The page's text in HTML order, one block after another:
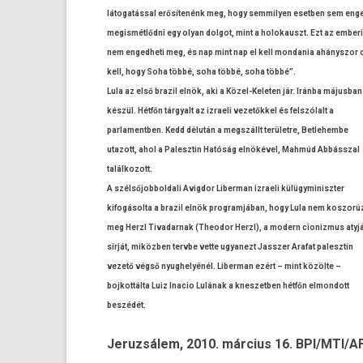
látogatással erősítenénk meg, hogy sem­mily­en esetb­en sem
megis­métlőd­ni egy olyan dol­got, mint a holokauszt. Ezt az
nem en­ged­heti meg, és nap mint nap el kell mon­dania ahánys­zor
kell, hogy Soha többé, soha többé, soha többé”.
Lula az első brazil elnök, aki a Közel-Keleten jár. Iránba május­ban
készül. Hétfőn tár­gyalt az iz­raeli vezetőkkel és felszólalt a
par­lamentb­en. Kedd délután a megszállt területre, Bet­lehem­be
utazott, ahol a Palesztin Hatóság elnökével, Mahmúd Abbásszal
talál­kozott.
A szél­sőjob­boldali Avig­dor Li­ber­man iz­raeli külügyminiszt­er
kifogásolta a brazil elnök pro­gram­jában, hogy Lula nem
meg Herzl Tivadar­nak (Theodor Herzl), a modern cioniz­mus
sírját, miközben tervbe vette ugyanezt Jassz­er Arafat palesztin
vezető végső nyug­helyénél. Li­ber­man ezért – mint közölte –
boj­kottál­ta Luiz In­acio Lulának a knes­zetb­en hétfőn el­mondott
beszédét.
Jeruz­sálem, 2010. március 16. BPI/MTI/